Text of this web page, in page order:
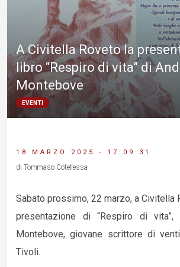
A Civitella Roveto la
libro “Respiro di vita” di
Montebove
EVENTI
18 MARZO 2025 - 17:09:31
di Tommaso Cotellessa
Sabato prossimo, 22 marzo, a Civitella
presentazione di “Respiro di
Montebove, giovane scrittore di
Tivoli.